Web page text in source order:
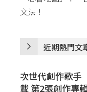
文法！
近期熱門文
次世代創作歌手
載 第2張創作專